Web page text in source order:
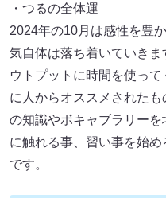
・つるの全体運
2024年の10月は感性を豊
気自体は落ち着いていき
ウトプットに時間を使っ
に人からオススメされた
の知識やボキャブラリー
に触れる事、習い事を始
です。